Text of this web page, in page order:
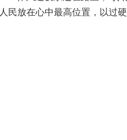
人民放在心中最高位置，以过